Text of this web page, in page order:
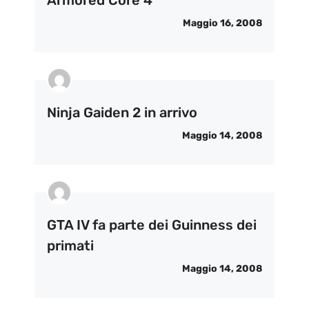
Maggio 16, 2008
Ninja Gaiden 2 in arrivo
Maggio 14, 2008
GTA IV fa parte dei Guinness dei
primati
Maggio 14, 2008